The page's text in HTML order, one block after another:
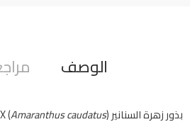
الوصف
بذور زهرة السنانير MIX ( Amaranthus caudatus) زهرة السنانير